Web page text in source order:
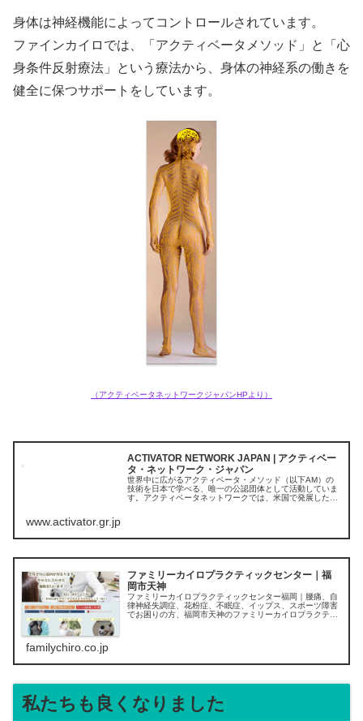
身体は神経機能によってコントロールされています。
ファインカイロでは、「アクティベータメソッド」と「心
身条件反射療法」という療法から、身体の神経系の働きを
健全に保つサポートをしています。
（アクティベータネットワークジャパンHPより）
ACTIVATOR NETWORK JAPAN | アクティベー
タ・ネットワーク・ジャパン
世界中に広がるアクティベータ・メソッド（以下AM）の
技術を日本で学べる、唯一の公認団体として活動していま
す。アクティベータネットワークでは、米国で発展したア
www.activator.gr.jp
ファミリーカイロプラクティックセンター｜福
岡市天神
ファミリーカイロプラクティックセンター福岡｜腰痛、自
律神経失調症、花粉症、不眠症、イップス、スポーツ障害
でお困りの方、福岡市天神のファミリーカイロプラクティ
familychiro.co.jp
私たちも良くなりました